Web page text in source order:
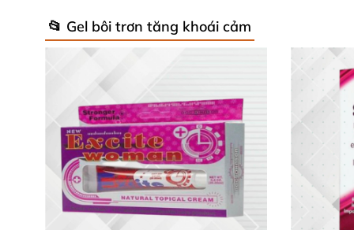
Gel bôi trơn Caramel Salted vị mặn nếm
Thông tin chi tiết của Gel bôi trơn
Tên sản phẩm: Gel bôi trơn nếm được
Mã sản phẩm: G01.
Thể loại: Gel bôi trơn.
📂 Gel bôi trơn tăng khoái cảm